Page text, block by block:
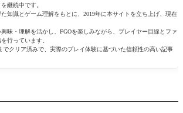
継続中です。
知識とゲーム理解をもとに、2019年に本サイトを立ち上げ、現在
味・理解を活かし、FGOを楽しみながら、プレイヤー目線とファ
行っています。
でクリア済みで、実際のプレイ体験に基づいた信頼性の高い記事